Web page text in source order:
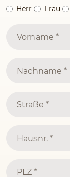
Herr Frau